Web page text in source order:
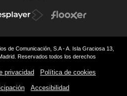
de Comunicación, S.A - A. Isla Graciosa 13,
Reservados todos los derechos
privacidad Política de cookies
Accesibilidad